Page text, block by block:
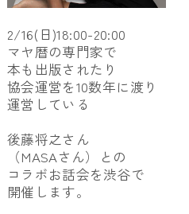
2/16(日)18:00-20:00
マヤ暦の専門家で
本も出版されたり
協会運営を10数年に渡り
運営している
後藤将之さん
（MASAさん）との
コラボお話会を渋谷で
開催します。